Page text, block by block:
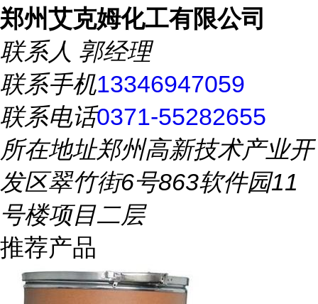
郑州艾克姆化工有限公司
联系人 郭经理
联系手机13346947059
联系电话0371-55282655
所在地址郑州高新技术产业开
发区翠竹街6号863软件园11
号楼项目二层
推荐产品